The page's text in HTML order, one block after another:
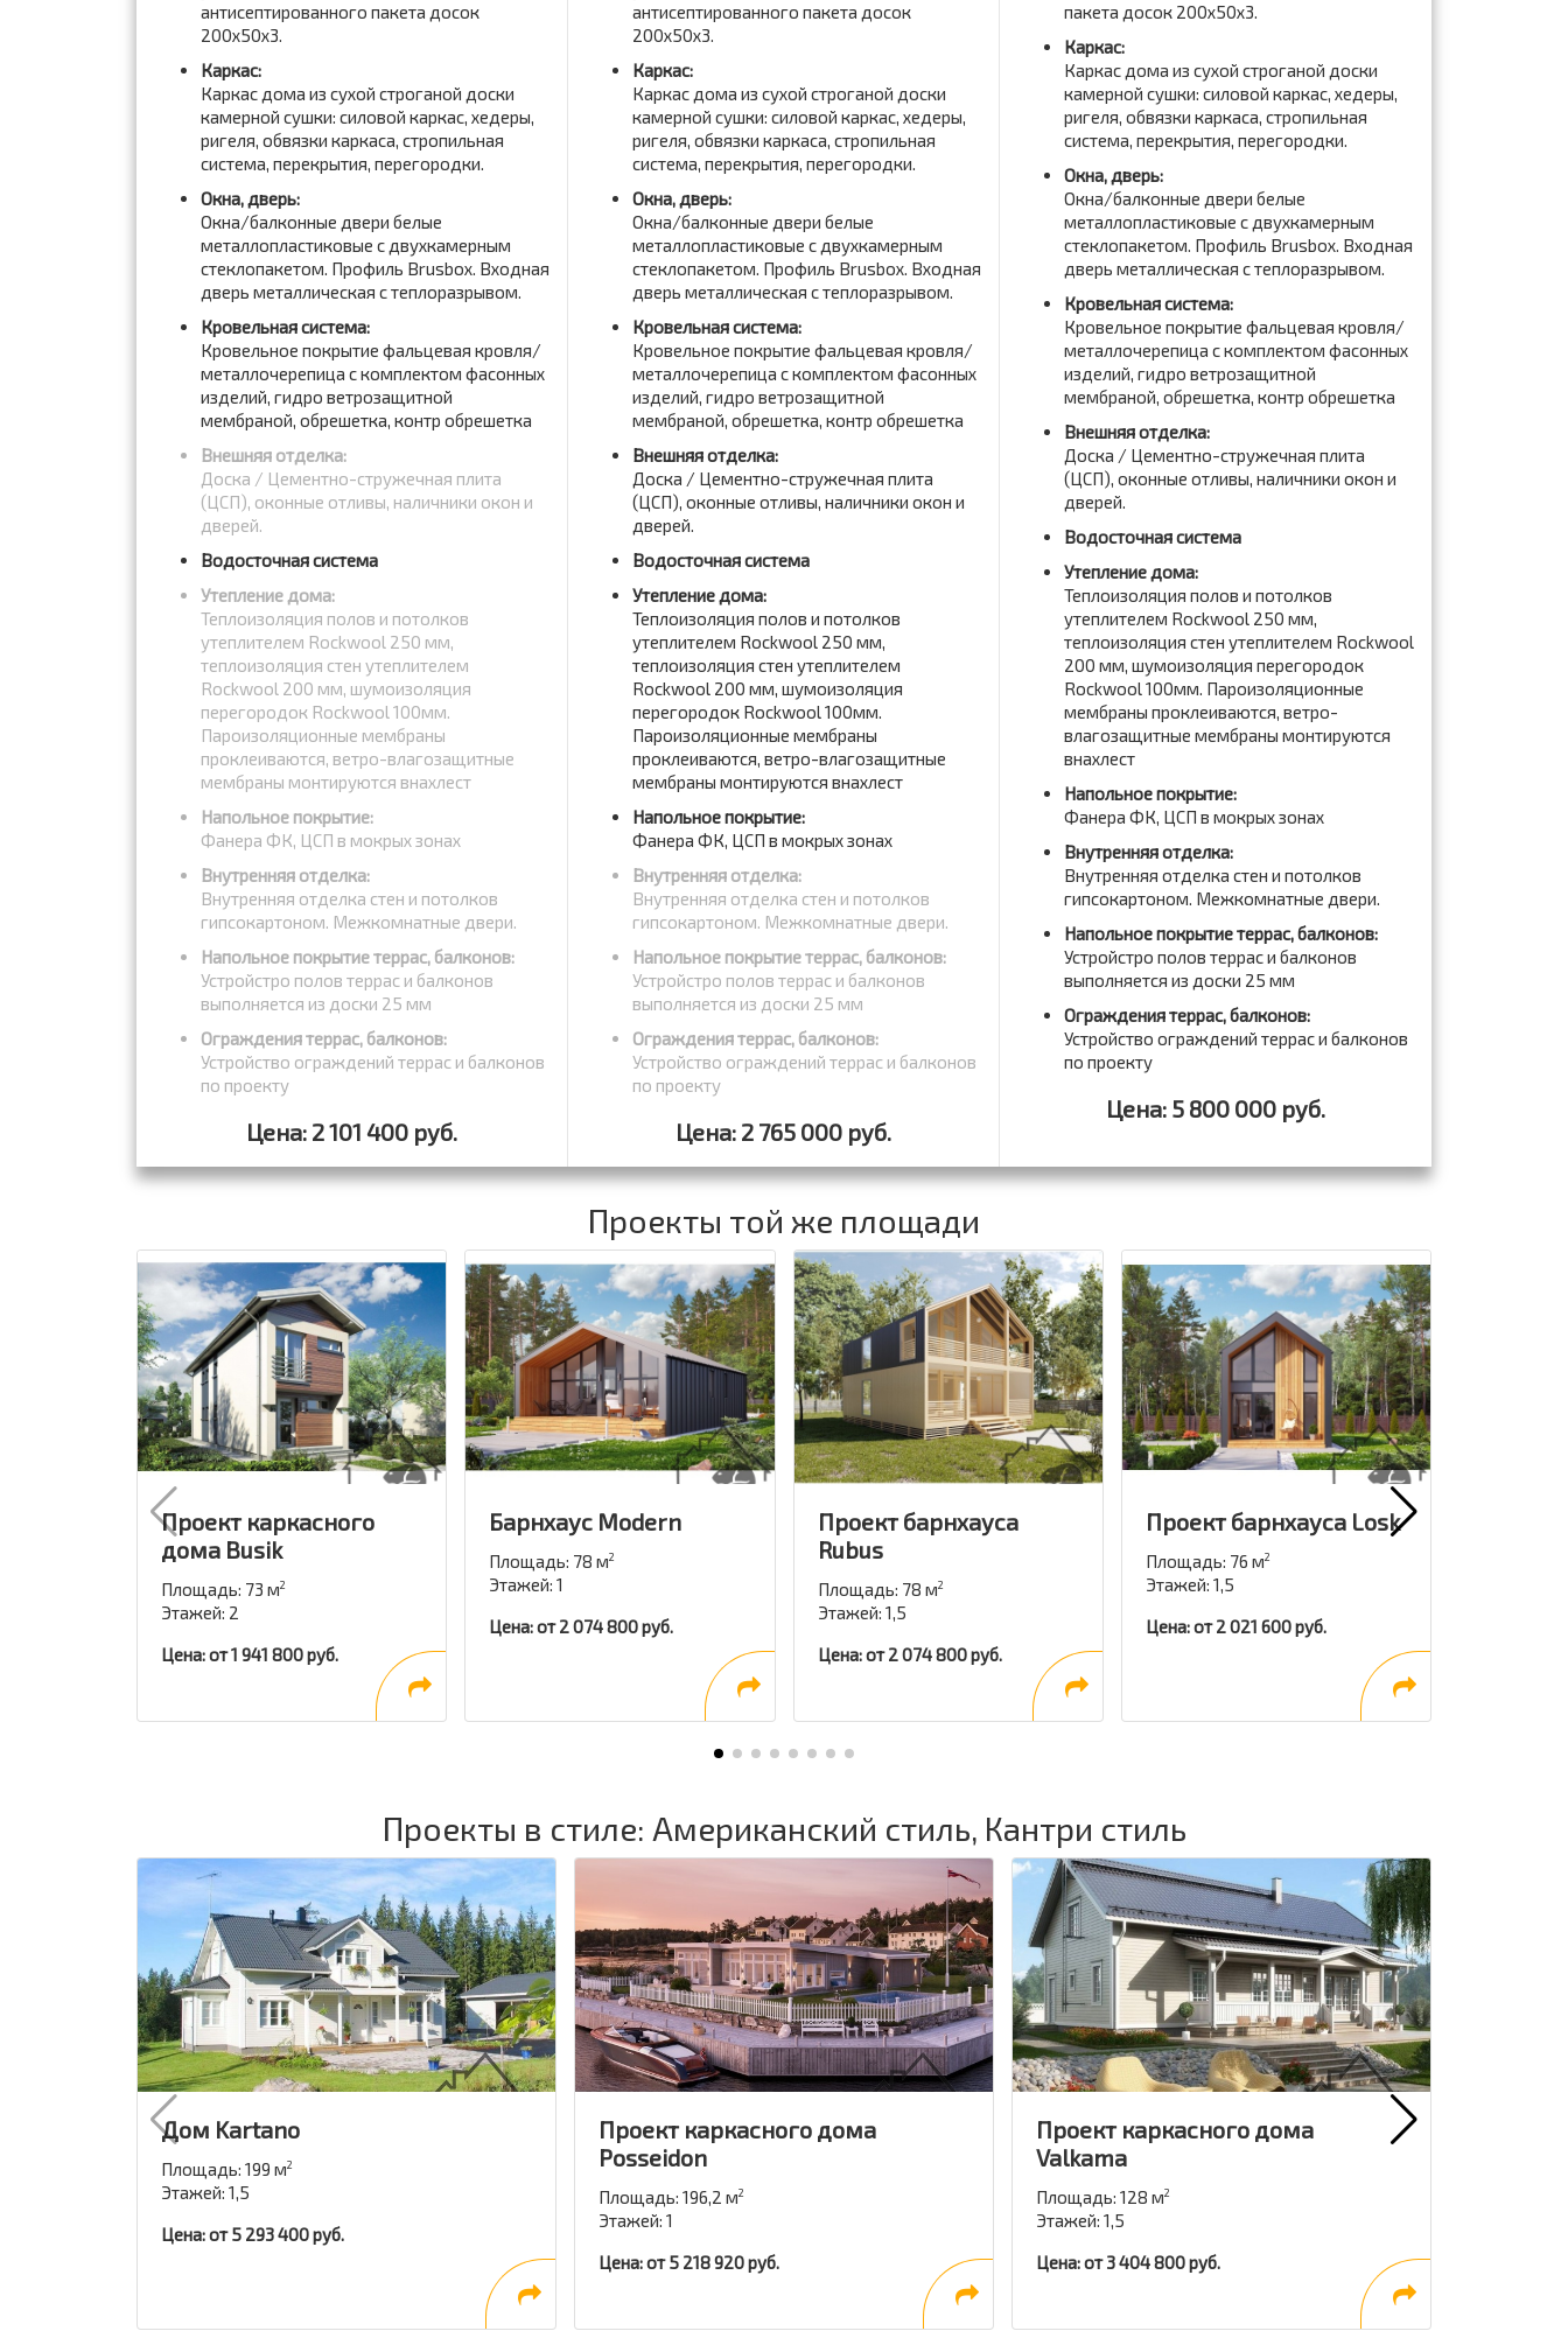
антисептированного пакета досок
200x50x3.
Каркас:
Каркас дома из сухой строганой доски
камерной сушки: силовой каркас, хедеры,
ригеля, обвязки каркаса, стропильная
система, перекрытия, перегородки.
Окна, дверь:
Окна/балконные двери белые
металлопластиковые с двухкамерным
стеклопакетом. Профиль Brusbox. Входная
дверь металлическая с теплоразрывом.
Кровельная система:
Кровельное покрытие фальцевая кровля/
металлочерепица с комплектом фасонных
изделий, гидро ветрозащитной
мембраной, обрешетка, контр обрешетка
Внешняя отделка:
Доска / Цементно-стружечная плита
(ЦСП), оконные отливы, наличники окон и
дверей.
Водосточная система
Утепление дома:
Теплоизоляция полов и потолков
утеплителем Rockwool 250 мм,
теплоизоляция стен утеплителем
Rockwool 200 мм, шумоизоляция
перегородок Rockwool 100мм.
Пароизоляционные мембраны
проклеиваются, ветро-влагозащитные
мембраны монтируются внахлест
Напольное покрытие:
Фанера ФК, ЦСП в мокрых зонах
Внутренняя отделка:
Внутренняя отделка стен и потолков
гипсокартоном. Межкомнатные двери.
Напольное покрытие террас, балконов:
Устройстро полов террас и балконов
выполняется из доски 25 мм
Ограждения террас, балконов:
Устройство ограждений террас и балконов
по проекту
Цена: 2 101 400 руб.
антисептированного пакета досок
200x50x3.
Каркас:
Каркас дома из сухой строганой доски
камерной сушки: силовой каркас, хедеры,
ригеля, обвязки каркаса, стропильная
система, перекрытия, перегородки.
Окна, дверь:
Окна/балконные двери белые
металлопластиковые с двухкамерным
стеклопакетом. Профиль Brusbox. Входная
дверь металлическая с теплоразрывом.
Кровельная система:
Кровельное покрытие фальцевая кровля/
металлочерепица с комплектом фасонных
изделий, гидро ветрозащитной
мембраной, обрешетка, контр обрешетка
Внешняя отделка:
Доска / Цементно-стружечная плита
(ЦСП), оконные отливы, наличники окон и
дверей.
Водосточная система
Утепление дома:
Теплоизоляция полов и потолков
утеплителем Rockwool 250 мм,
теплоизоляция стен утеплителем
Rockwool 200 мм, шумоизоляция
перегородок Rockwool 100мм.
Пароизоляционные мембраны
проклеиваются, ветро-влагозащитные
мембраны монтируются внахлест
Напольное покрытие:
Фанера ФК, ЦСП в мокрых зонах
Внутренняя отделка:
Внутренняя отделка стен и потолков
гипсокартоном. Межкомнатные двери.
Напольное покрытие террас, балконов:
Устройстро полов террас и балконов
выполняется из доски 25 мм
Ограждения террас, балконов:
Устройство ограждений террас и балконов
по проекту
Цена: 2 765 000 руб.
пакета досок 200x50x3.
Каркас:
Каркас дома из сухой строганой доски
камерной сушки: силовой каркас, хедеры,
ригеля, обвязки каркаса, стропильная
система, перекрытия, перегородки.
Окна, дверь:
Окна/балконные двери белые
металлопластиковые с двухкамерным
стеклопакетом. Профиль Brusbox. Входная
дверь металлическая с теплоразрывом.
Кровельная система:
Кровельное покрытие фальцевая кровля/
металлочерепица с комплектом фасонных
изделий, гидро ветрозащитной
мембраной, обрешетка, контр обрешетка
Внешняя отделка:
Доска / Цементно-стружечная плита
(ЦСП), оконные отливы, наличники окон и
дверей.
Водосточная система
Утепление дома:
Теплоизоляция полов и потолков
утеплителем Rockwool 250 мм,
теплоизоляция стен утеплителем Rockwool
200 мм, шумоизоляция перегородок
Rockwool 100мм. Пароизоляционные
мембраны проклеиваются, ветро-
влагозащитные мембраны монтируются
внахлест
Напольное покрытие:
Фанера ФК, ЦСП в мокрых зонах
Внутренняя отделка:
Внутренняя отделка стен и потолков
гипсокартоном. Межкомнатные двери.
Напольное покрытие террас, балконов:
Устройстро полов террас и балконов
выполняется из доски 25 мм
Ограждения террас, балконов:
Устройство ограждений террас и балконов
по проекту
Цена: 5 800 000 руб.
Проекты той же площади
Проект каркасного
дома Busik
Площадь: 73 м2
Этажей: 2
Цена: от 1 941 800 руб.
Барнхаус Modern
Площадь: 78 м2
Этажей: 1
Цена: от 2 074 800 руб.
Проект барнхауса
Rubus
Площадь: 78 м2
Этажей: 1,5
Цена: от 2 074 800 руб.
Проект барнхауса Losk
Площадь: 76 м2
Этажей: 1,5
Цена: от 2 021 600 руб.
Проекты в стиле: Американский стиль, Кантри стиль
Дом Kartano
Площадь: 199 м2
Этажей: 1,5
Цена: от 5 293 400 руб.
Проект каркасного дома
Posseidon
Площадь: 196,2 м2
Этажей: 1
Цена: от 5 218 920 руб.
Проект каркасного дома
Valkama
Площадь: 128 м2
Этажей: 1,5
Цена: от 3 404 800 руб.